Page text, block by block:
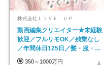
株式会社ＬＩＶＥ ＵＰ
動画編集クリエイター★未経験
歓迎／フルリモOK／残業なし
／年間休日125日／髪・服・ネ
イル自由／研修充実で安心
350～1000万円